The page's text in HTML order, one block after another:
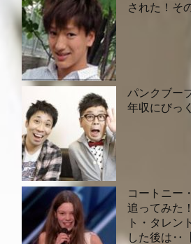
された！そ
パンクブー
年収にびっ
コートニー
追ってみた
ト・タレン
した後は‥